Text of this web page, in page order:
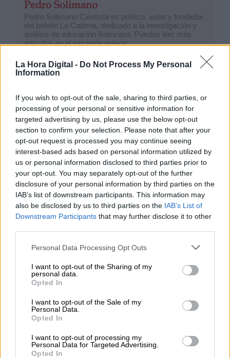
La Hora Digital - Do Not Process My Personal
Information
If you wish to opt-out of the sale, sharing to third parties, or
processing of your personal or sensitive information for
targeted advertising by us, please use the below opt-out
section to confirm your selection. Please note that after your
opt-out request is processed you may continue seeing
interest-based ads based on personal information utilized by
us or personal information disclosed to third parties prior to
your opt-out. You may separately opt-out of the further
disclosure of your personal information by third parties on the
IAB’s list of downstream participants. This information may
also be disclosed by us to third parties on the IAB’s List of
Downstream Participants that may further disclose it to other
Personal Data Processing Opt Outs
I want to opt-out of the Sharing of my
personal data.
Opted In
I want to opt-out of the Sale of my
Personal Data.
Opted In
I want to opt-out of processing my
Personal Data for Targeted Advertising.
Opted In
Pedro Solimano
Pedro Solimano Cientista es político, autor y fundador
del boletín La Cadena, dedicado a la investigación y
análisis de educación financiera. Puedes leer más
artículos en el siguiente enlace:
OPINIONES DIVERSAS
¿La ciudadanía de Occidente
es consciente del riesgo de
una tercera guerra mundial?
Por Álvaro Frutos Rosado y Gabinete
Geopolítica de Crisis
Suelta y confía
Por Juan Manuel Beltrán
El Conflicto de Oriente Medio:
Un Nuevo Orden Autoritario
en Construcción
Por
Álvaro Frutos Rosado y Gabinete
Geopolítica de Crisis